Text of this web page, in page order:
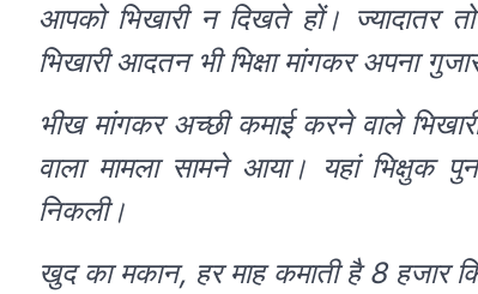
आपको भिखारी न दिखते हों।
भिखारी आदतन भी भिक्षा मांगकर अपना
भीख मांगकर अच्छी कमाई करने वाले
वाला मामला सामने आया। यहां भिक्षुक
निकली।
खुद का मकान, हर माह कमाती है 8 हजार